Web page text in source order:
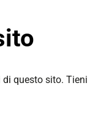
questo sito.